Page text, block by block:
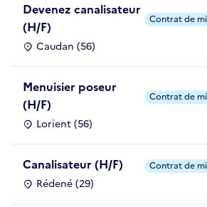
Devenez canalisateur
(H/F)
Caudan (56)
Contrat de
Menuisier poseur
(H/F)
Lorient (56)
Contrat de
Canalisateur (H/F)
Rédené (29)
Contrat de